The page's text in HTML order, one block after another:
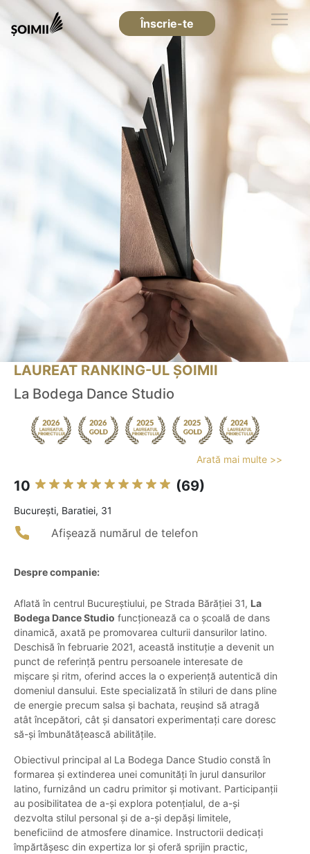
Înscrie-te
LAUREAT RANKING-UL ȘOIMII
La Bodega Dance Studio
Arată mai multe >>
10 (69)
Bucureşti, Baratiei, 31
Afișează numărul de telefon
Despre companie:
Aflată în centrul Bucureștiului, pe Strada Bărăției 31, La
Bodega Dance Studio funcționează ca o școală de dans
dinamică, axată pe promovarea culturii dansurilor latino.
Deschisă în februarie 2021, această instituție a devenit un
punct de referință pentru persoanele interesate de
mișcare și ritm, oferind acces la o experiență autentică din
domeniul dansului. Este specializată în stiluri de dans pline
de energie precum salsa și bachata, reușind să atragă
atât începători, cât și dansatori experimentați care doresc
să-și îmbunătățească abilitățile.
Obiectivul principal al La Bodega Dance Studio constă în
formarea și extinderea unei comunități în jurul dansurilor
latino, furnizând un cadru primitor și motivant. Participanții
au posibilitatea de a-și explora potențialul, de a-și
dezvolta stilul personal și de a-și depăși limitele,
beneficiind de atmosfere dinamice. Instructorii dedicați
împărtășesc din expertiza lor și oferă sprijin practic,